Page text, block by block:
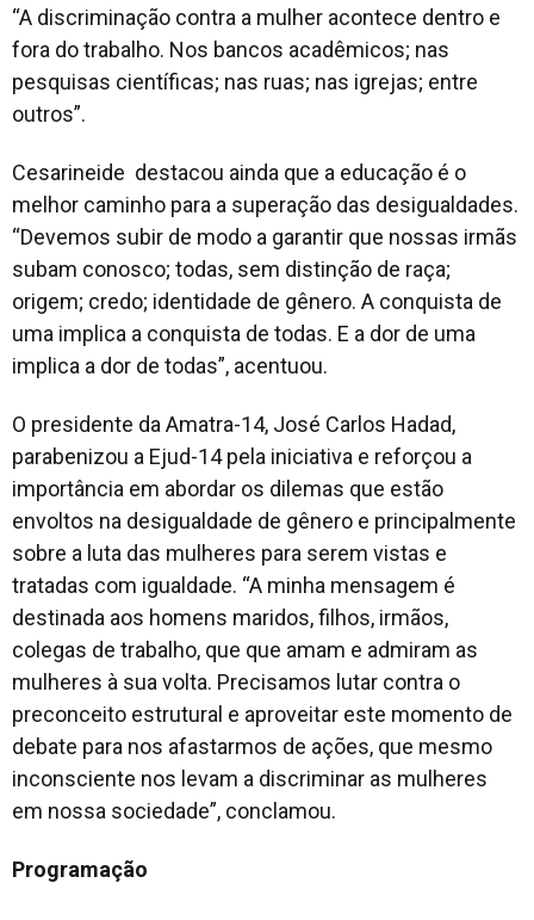
“A discriminação contra a mulher acontece dentro e
fora do trabalho. Nos bancos acadêmicos; nas
pesquisas científicas; nas ruas; nas igrejas; entre
outros”.
Cesarineide destacou ainda que a educação é o
melhor caminho para a superação das desigualdades.
“Devemos subir de modo a garantir que nossas irmãs
subam conosco; todas, sem distinção de raça;
origem; credo; identidade de gênero. A conquista de
uma implica a conquista de todas. E a dor de uma
implica a dor de todas”, acentuou.
O presidente da Amatra-14, José Carlos Hadad,
parabenizou a Ejud-14 pela iniciativa e reforçou a
importância em abordar os dilemas que estão
envoltos na desigualdade de gênero e principalmente
sobre a luta das mulheres para serem vistas e
tratadas com igualdade. “A minha mensagem é
destinada aos homens maridos, filhos, irmãos,
colegas de trabalho, que que amam e admiram as
mulheres à sua volta. Precisamos lutar contra o
preconceito estrutural e aproveitar este momento de
debate para nos afastarmos de ações, que mesmo
inconsciente nos levam a discriminar as mulheres
em nossa sociedade”, conclamou.
Programação